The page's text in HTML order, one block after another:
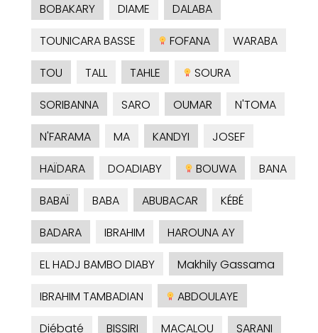
BOBAKARY
DIAME
DALABA
TOUNICARA BASSE
FOFANA
WARABA
TOU
TALL TAHLE
SOURA
SORIBANNA
SARO OUMAR
N'TOMA
N'FARAMA
MA KANDYI
JOSEF
HAÏDARA
DOADIABY BOUWA
BANA
BABAÏ
BABA ABUBACAR
KÉBÉ
BADARA
IBRAHIM
HAROUNA AY
EL HADJ BAMBO DIABY
Makhily Gassama
IBRAHIM TAMBADIAN
ABDOULAYE
Diébaté
BISSIRI MACALOU
SARANI